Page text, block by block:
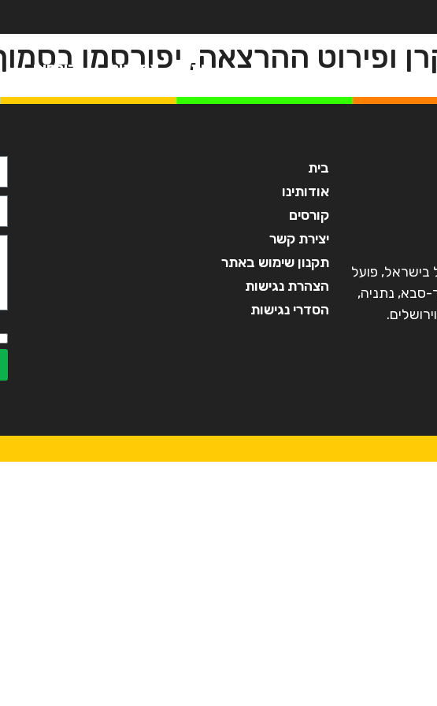
בית אודותינו קורסיםופירוט ההרצאה, יפורסמו
בישראל, פועל
סבא, נתניה,
בית
אודותינו
קורסים
יצירת קשר
תקנון שימוש באתר
הצהרת נגישות
הסדרי נגישות